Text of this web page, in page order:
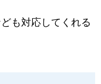
も対応してくれる